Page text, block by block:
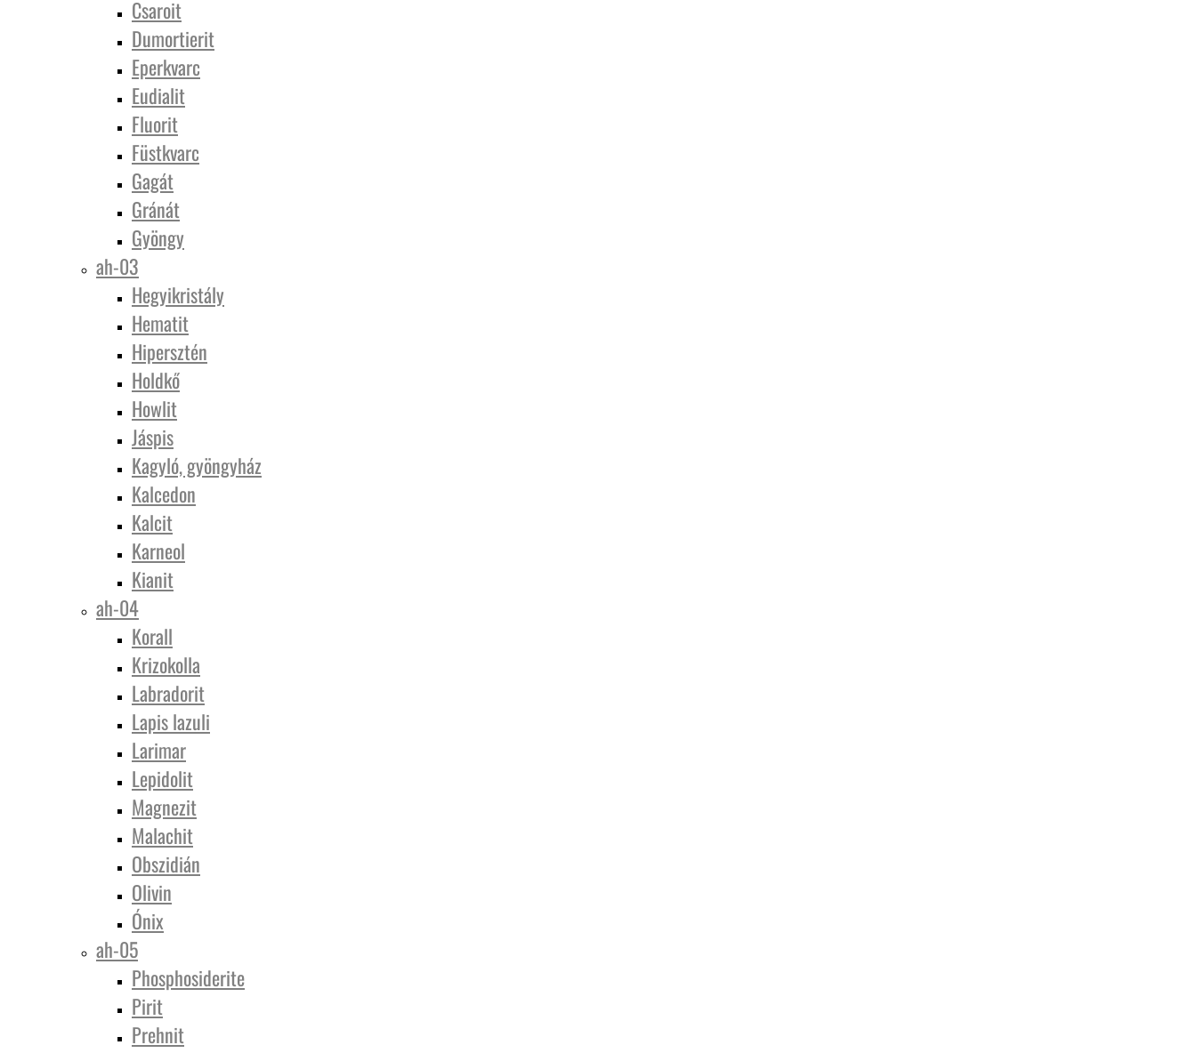
Csaroit
Dumortierit
Eperkvarc
Eudialit
Fluorit
Füstkvarc
Gagát
Gránát
Gyöngy
ah-03
Hegyikristály
Hematit
Hipersztén
Holdkő
Howlit
Jáspis
Kagyló, gyöngyház
Kalcedon
Kalcit
Karneol
Kianit
ah-04
Korall
Krizokolla
Labradorit
Lapis lazuli
Larimar
Lepidolit
Magnezit
Malachit
Obszidián
Olivin
Ónix
ah-05
Phosphosiderite
Pirit
Prehnit